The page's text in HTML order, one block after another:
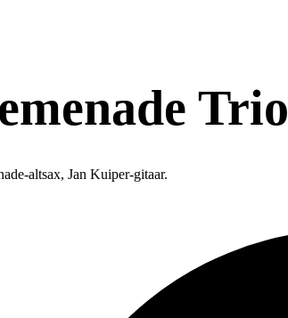
Trio
altsax, Jan Kuiper-gitaar.